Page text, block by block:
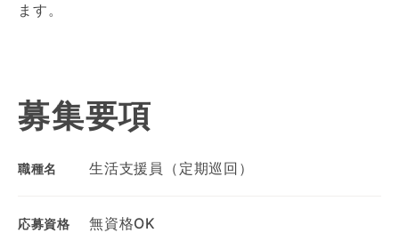
ます。
募集要項
職種名 生活支援員（定期巡回）
応募資格 無資格OK